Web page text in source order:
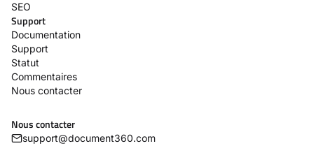
SEO
Support
Documentation
Support
Statut
Commentaires
Nous contacter
Nous contacter
support@document360.com